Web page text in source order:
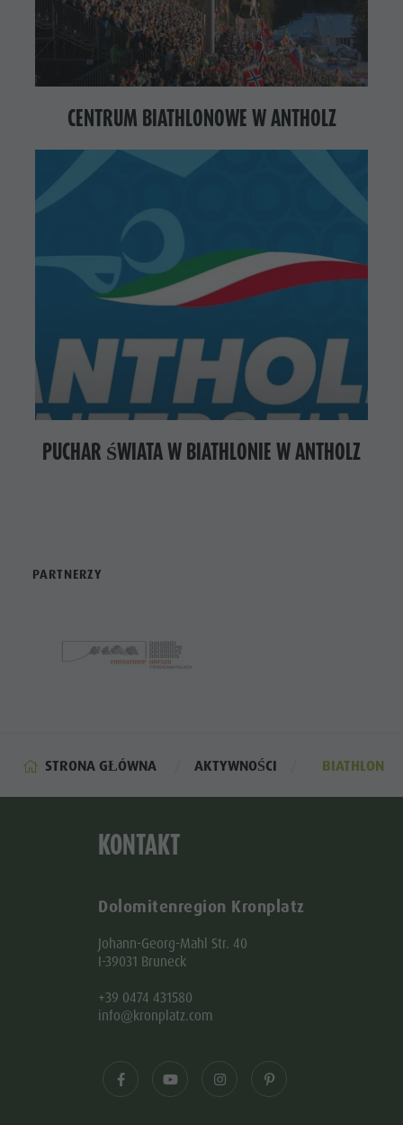
CENTRUM BIATHLONOWE W ANTHOLZ
PUCHAR ŚWIATA W BIATHLONIE W ANTHOLZ
PARTNERZY
STRONA GŁÓWNA AKTYWNOŚCI BIATHLON
KONTAKT
Dolomitenregion Kronplatz
Johann-Georg-Mahl Str. 40
I-39031 Bruneck
+39 0474 431580
info@kronplatz.com